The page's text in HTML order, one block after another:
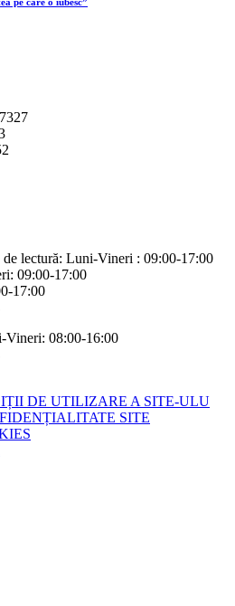
lectură: Luni-Vineri : 09:00-17:00
09:00-17:00
17:00
Vineri: 08:00-16:00
DE UTILIZARE A SITE-ULU
SITE